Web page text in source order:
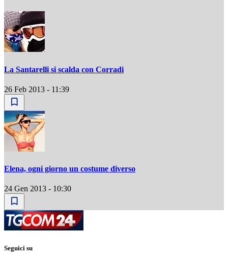
La Santarelli si scalda con Corradi
26 Feb 2013 - 11:39
Elena, ogni giorno un costume diverso
24 Gen 2013 - 10:30
Seguici su